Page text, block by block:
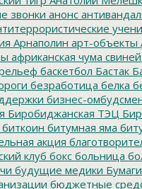
звонки анонс
Арнаполин арт-объекты
африканская чума свиней
баскетбол Бастак
безработица белка
бизнес-
Биробиджанская ТЭЦ
биткоин битумная яма
акция
клуб бокс больница
будущие медики
бюджетные